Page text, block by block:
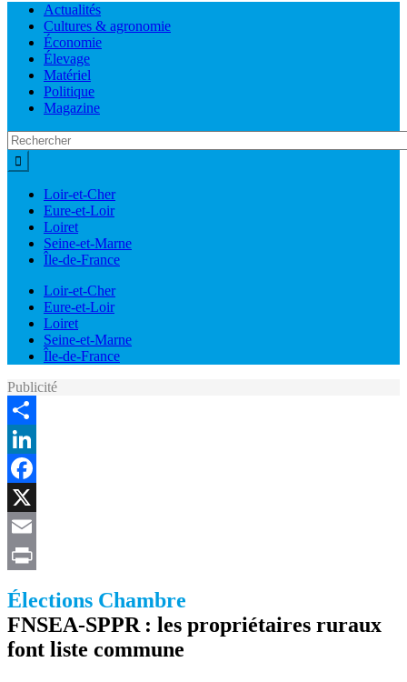
Actualités
Cultures & agronomie
Économie
Élevage
Matériel
Politique
Magazine
Loir-et-Cher
Eure-et-Loir
Loiret
Seine-et-Marne
Île-de-France
Loir-et-Cher
Eure-et-Loir
Loiret
Seine-et-Marne
Île-de-France
Publicité
Share
LinkedIn
Facebook
X
Email
Élections Chambre
FNSEA-SPPR : les propriétaires ruraux
font liste commune